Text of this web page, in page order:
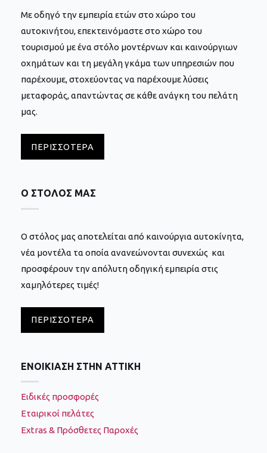
Mε οδηγό την εμπειρία ετών στο χώρο του
αυτοκινήτου, επεκτεινόμαστε στο χώρο του
τουρισμού με ένα στόλο μοντέρνων και καινούργιων
οχημάτων και τη μεγάλη γκάμα των υπηρεσιών που
παρέχουμε, στοχεύοντας να παρέχουμε λύσεις
μεταφοράς, απαντώντας σε κάθε ανάγκη του πελάτη
μας.
ΠΕΡΙΣΣΌΤΕΡΑ
Ο ΣΤΟΛΟΣ ΜΑΣ
Ο στόλος μας αποτελείται από καινούργια αυτοκίνητα,
νέα μοντέλα τα οποία ανανεώνονται συνεχώς και
προσφέρουν την απόλυτη οδηγική εμπειρία στις
χαμηλότερες τιμές!
ΠΕΡΙΣΣΌΤΕΡΑ
ΕΝΟΙΚΙΑΣΗ ΣΤΗΝ ΑΤΤΙΚΗ
Ειδικές προσφορές
Εταιρικοί πελάτες
Extras & Πρόσθετες Παροχές